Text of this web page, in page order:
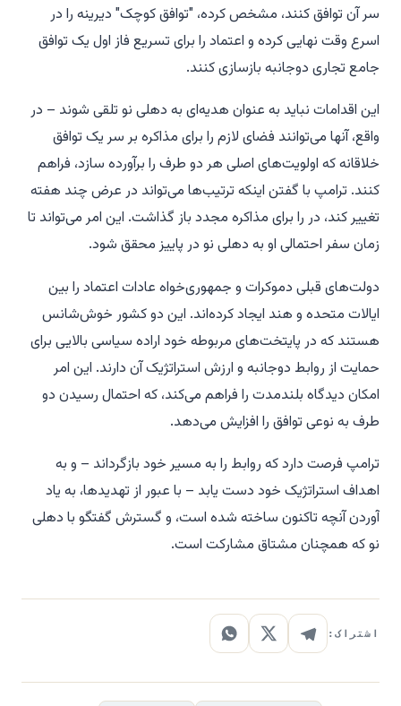
سر آن توافق کنند، مشخص کرده، "توافق کوچک" دیرینه را در
اسرع وقت نهایی کرده و اعتماد را برای تسریع فاز اول یک توافق
جامع تجاری دوجانبه بازسازی کنند.
این اقدامات نباید به عنوان هدیه‌ای به دهلی نو تلقی شوند – در
واقع، آنها می‌توانند فضای لازم را برای مذاکره بر سر یک توافق
خلاقانه که اولویت‌های اصلی هر دو طرف را برآورده سازد، فراهم
کنند. ترامپ با گفتن اینکه ترتیب‌ها می‌تواند در عرض چند هفته
تغییر کند، در را برای مذاکره مجدد باز گذاشت. این امر می‌تواند تا
زمان سفر احتمالی او به دهلی نو در پاییز محقق شود.
دولت‌های قبلی دموکرات و جمهوری‌خواه عادات اعتماد را بین
ایالات متحده و هند ایجاد کرده‌اند. این دو کشور خوش‌شانس
هستند که در پایتخت‌های مربوطه خود اراده سیاسی بالایی برای
حمایت از روابط دوجانبه و ارزش استراتژیک آن دارند. این امر
امکان دیدگاه بلندمدت را فراهم می‌کند، که احتمال رسیدن دو
طرف به نوعی توافق را افزایش می‌دهد.
ترامپ فرصت دارد که روابط را به مسیر خود بازگرداند – و به
اهداف استراتژیک خود دست یابد – با عبور از تهدیدها، به یاد
آوردن آنچه تاکنون ساخته شده است، و گسترش گفتگو با دهلی
نو که همچنان مشتاق مشارکت است.
اشتراک: